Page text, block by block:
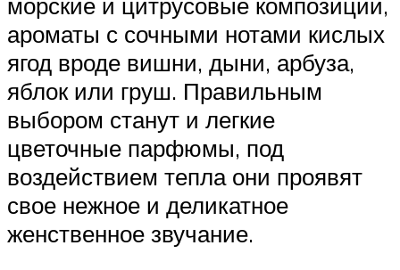
морские и цитрусовые композиции,
ароматы с сочными нотами кислых
ягод вроде вишни, дыни, арбуза,
яблок или груш. Правильным
выбором станут и легкие
цветочные парфюмы, под
воздействием тепла они проявят
свое нежное и деликатное
женственное звучание.